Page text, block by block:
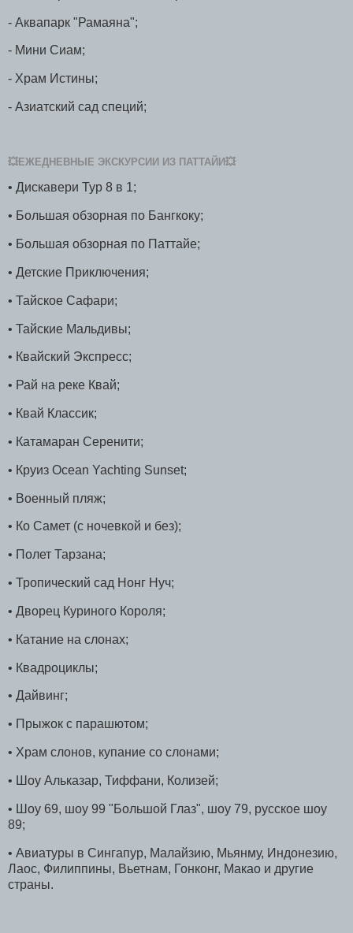
- Аквапарк "Рамаяна";
- Мини Сиам;
- Храм Истины;
- Азиатский сад специй;
💥ЕЖЕДНЕВНЫЕ ЭКСКУРСИИ ИЗ ПАТТАЙИ💥
• Дискавери Тур 8 в 1;
• Большая обзорная по Бангкоку;
• Большая обзорная по Паттайе;
• Детские Приключения;
• Тайское Сафари;
• Тайские Мальдивы;
• Квайский Экспресс;
• Рай на реке Квай;
• Квай Классик;
• Катамаран Серенити;
• Круиз Ocean Yachting Sunset;
• Военный пляж;
• Ко Самет (с ночевкой и без);
• Полет Тарзана;
• Тропический сад Нонг Нуч;
• Дворец Куриного Короля;
• Катание на слонах;
• Квадроциклы;
• Дайвинг;
• Прыжок с парашютом;
• Храм слонов, купание со слонами;
• Шоу Альказар, Тиффани, Колизей;
• Шоу 69, шоу 99 "Большой Глаз", шоу 79, русское шоу
89;
• Авиатуры в Сингапур, Малайзию, Мьянму, Индонезию,
Лаос, Филиппины, Вьетнам, Гонконг, Макао и другие
страны.